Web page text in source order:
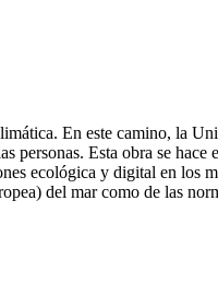
En este camino, la
Esta obra se hace
ecológica y digital en los
del mar como de las